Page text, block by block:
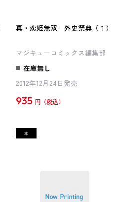
真・恋姫無双 外史祭典（１）
マジキューコミックス編集部
在庫無し
2012年12月24日発売
935 円